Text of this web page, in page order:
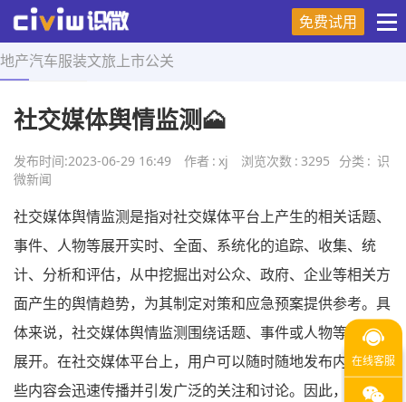
免费试用
地产汽车服装文旅 上市公关
首页 > 舆情研究 > 正文
社交媒体舆情监测🗻
发布时间:2023-06-29 16:49 作者 : xj 浏览次数 : 3295 分类 : 识
微新闻
社交媒体舆情监测是指对社交媒体平台上产生的相关话题、
事件、人物等展开实时、全面、系统化的追踪、收集、统
计、分析和评估，从中挖掘出对公众、政府、企业等相关方
面产生的舆情趋势，为其制定对策和应急预案提供参考。具
体来说，社交媒体舆情监测围绕话题、事件或人物等关键词
展开。在社交媒体平台上，用户可以随时随地发布内容，这
些内容会迅速传播并引发广泛的关注和讨论。因此，对于公